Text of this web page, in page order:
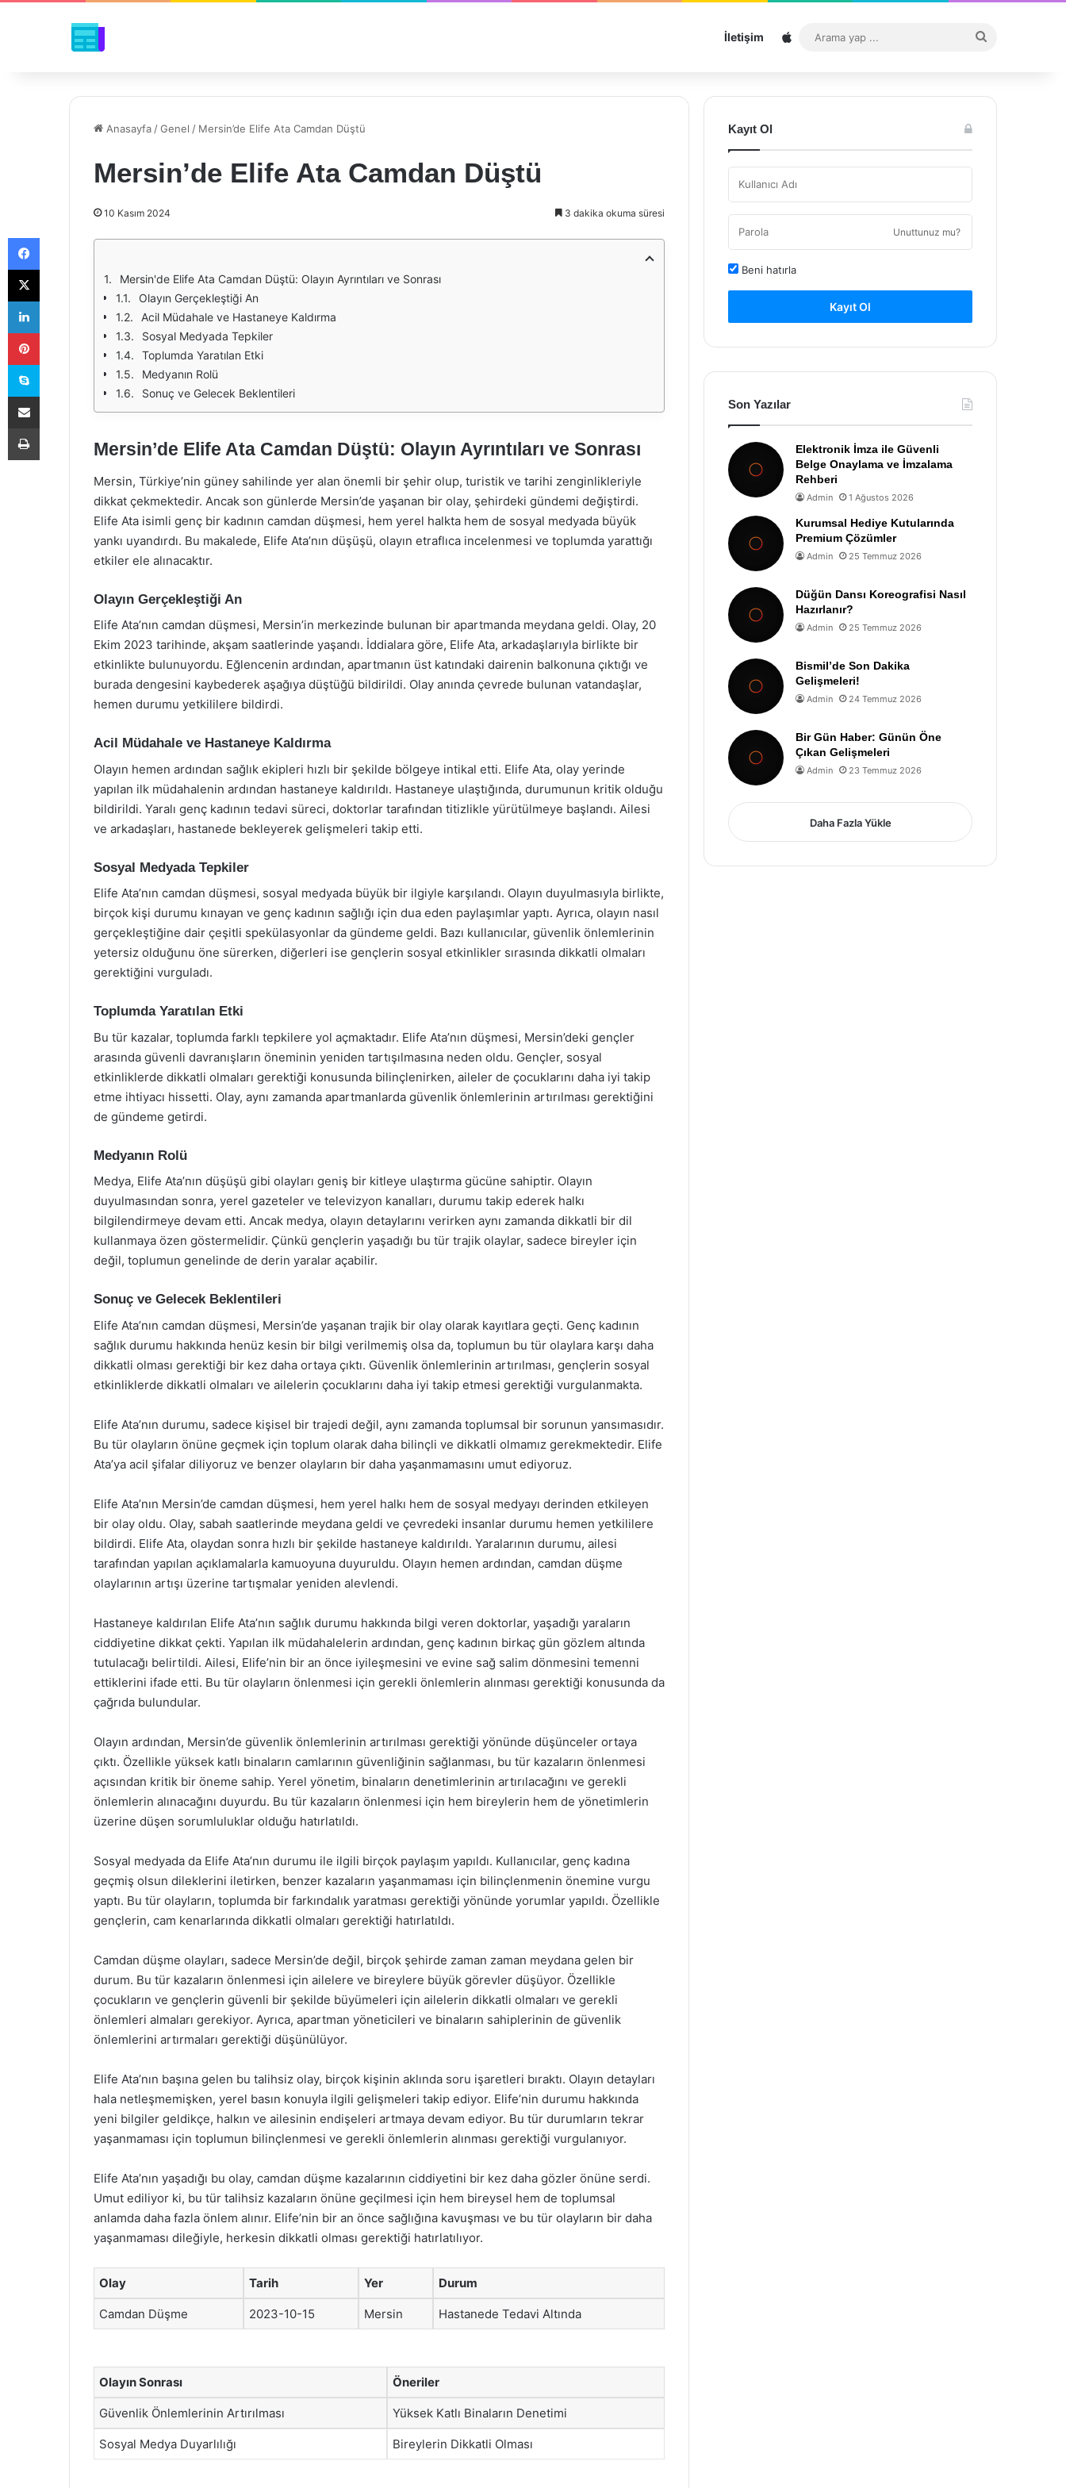
İletişim Sitemap
...
Anasayfa /Genel / Mersin’de Elife Ata Camdan Düştü
Mersin’de Elife Ata Camdan Düştü
10 Kasım 2024 3 dakika okuma süresi
Mersin'de Elife Ata Camdan Düştü: Olayın Ayrıntıları ve Sonrası
Olayın Gerçekleştiği An
Acil Müdahale ve Hastaneye Kaldırma
Sosyal Medyada Tepkiler
Toplumda Yaratılan Etki
Medyanın Rolü
Sonuç ve Gelecek Beklentileri
Mersin’de Elife Ata Camdan Düştü: Olayın Ayrıntıları ve Sonrası
Mersin, Türkiye’nin güney sahilinde yer alan önemli bir şehir olup, turistik ve tarihi zenginlikleriyle
dikkat çekmektedir. Ancak son günlerde Mersin’de yaşanan bir olay, şehirdeki gündemi değiştirdi.
Elife Ata isimli genç bir kadının camdan düşmesi, hem yerel halkta hem de sosyal medyada büyük
yankı uyandırdı. Bu makalede, Elife Ata’nın düşüşü, olayın etraflıca incelenmesi ve toplumda yarattığı
etkiler ele alınacaktır.
Olayın Gerçekleştiği An
Elife Ata’nın camdan düşmesi, Mersin’in merkezinde bulunan bir apartmanda meydana geldi. Olay, 20
Ekim 2023 tarihinde, akşam saatlerinde yaşandı. İddialara göre, Elife Ata, arkadaşlarıyla birlikte bir
etkinlikte bulunuyordu. Eğlencenin ardından, apartmanın üst katındaki dairenin balkonuna çıktığı ve
burada dengesini kaybederek aşağıya düştüğü bildirildi. Olay anında çevrede bulunan vatandaşlar,
hemen durumu yetkililere bildirdi.
Acil Müdahale ve Hastaneye Kaldırma
Olayın hemen ardından sağlık ekipleri hızlı bir şekilde bölgeye intikal etti. Elife Ata, olay yerinde
yapılan ilk müdahalenin ardından hastaneye kaldırıldı. Hastaneye ulaştığında, durumunun kritik olduğu
bildirildi. Yaralı genç kadının tedavi süreci, doktorlar tarafından titizlikle yürütülmeye başlandı. Ailesi
ve arkadaşları, hastanede bekleyerek gelişmeleri takip etti.
Sosyal Medyada Tepkiler
Elife Ata’nın camdan düşmesi, sosyal medyada büyük bir ilgiyle karşılandı. Olayın duyulmasıyla birlikte,
birçok kişi durumu kınayan ve genç kadının sağlığı için dua eden paylaşımlar yaptı. Ayrıca, olayın nasıl
gerçekleştiğine dair çeşitli spekülasyonlar da gündeme geldi. Bazı kullanıcılar, güvenlik önlemlerinin
yetersiz olduğunu öne sürerken, diğerleri ise gençlerin sosyal etkinlikler sırasında dikkatli olmaları
gerektiğini vurguladı.
Toplumda Yaratılan Etki
Bu tür kazalar, toplumda farklı tepkilere yol açmaktadır. Elife Ata’nın düşmesi, Mersin’deki gençler
arasında güvenli davranışların öneminin yeniden tartışılmasına neden oldu. Gençler, sosyal
etkinliklerde dikkatli olmaları gerektiği konusunda bilinçlenirken, aileler de çocuklarını daha iyi takip
etme ihtiyacı hissetti. Olay, aynı zamanda apartmanlarda güvenlik önlemlerinin artırılması gerektiğini
de gündeme getirdi.
Medyanın Rolü
Medya, Elife Ata’nın düşüşü gibi olayları geniş bir kitleye ulaştırma gücüne sahiptir. Olayın
duyulmasından sonra, yerel gazeteler ve televizyon kanalları, durumu takip ederek halkı
bilgilendirmeye devam etti. Ancak medya, olayın detaylarını verirken aynı zamanda dikkatli bir dil
kullanmaya özen göstermelidir. Çünkü gençlerin yaşadığı bu tür trajik olaylar, sadece bireyler için
değil, toplumun genelinde de derin yaralar açabilir.
Sonuç ve Gelecek Beklentileri
Elife Ata’nın camdan düşmesi, Mersin’de yaşanan trajik bir olay olarak kayıtlara geçti. Genç kadının
sağlık durumu hakkında henüz kesin bir bilgi verilmemiş olsa da, toplumun bu tür olaylara karşı daha
dikkatli olması gerektiği bir kez daha ortaya çıktı. Güvenlik önlemlerinin artırılması, gençlerin sosyal
etkinliklerde dikkatli olmaları ve ailelerin çocuklarını daha iyi takip etmesi gerektiği vurgulanmakta.
Elife Ata’nın durumu, sadece kişisel bir trajedi değil, aynı zamanda toplumsal bir sorunun yansımasıdır.
Bu tür olayların önüne geçmek için toplum olarak daha bilinçli ve dikkatli olmamız gerekmektedir. Elife
Ata’ya acil şifalar diliyoruz ve benzer olayların bir daha yaşanmamasını umut ediyoruz.
Elife Ata’nın Mersin’de camdan düşmesi, hem yerel halkı hem de sosyal medyayı derinden etkileyen
bir olay oldu. Olay, sabah saatlerinde meydana geldi ve çevredeki insanlar durumu hemen yetkililere
bildirdi. Elife Ata, olaydan sonra hızlı bir şekilde hastaneye kaldırıldı. Yaralarının durumu, ailesi
tarafından yapılan açıklamalarla kamuoyuna duyuruldu. Olayın hemen ardından, camdan düşme
olaylarının artışı üzerine tartışmalar yeniden alevlendi.
Hastaneye kaldırılan Elife Ata’nın sağlık durumu hakkında bilgi veren doktorlar, yaşadığı yaraların
ciddiyetine dikkat çekti. Yapılan ilk müdahalelerin ardından, genç kadının birkaç gün gözlem altında
tutulacağı belirtildi. Ailesi, Elife’nin bir an önce iyileşmesini ve evine sağ salim dönmesini temenni
ettiklerini ifade etti. Bu tür olayların önlenmesi için gerekli önlemlerin alınması gerektiği konusunda da
çağrıda bulundular.
Olayın ardından, Mersin’de güvenlik önlemlerinin artırılması gerektiği yönünde düşünceler ortaya
çıktı. Özellikle yüksek katlı binaların camlarının güvenliğinin sağlanması, bu tür kazaların önlenmesi
açısından kritik bir öneme sahip. Yerel yönetim, binaların denetimlerinin artırılacağını ve gerekli
önlemlerin alınacağını duyurdu. Bu tür kazaların önlenmesi için hem bireylerin hem de yönetimlerin
üzerine düşen sorumluluklar olduğu hatırlatıldı.
Sosyal medyada da Elife Ata’nın durumu ile ilgili birçok paylaşım yapıldı. Kullanıcılar, genç kadına
geçmiş olsun dileklerini iletirken, benzer kazaların yaşanmaması için bilinçlenmenin önemine vurgu
yaptı. Bu tür olayların, toplumda bir farkındalık yaratması gerektiği yönünde yorumlar yapıldı. Özellikle
gençlerin, cam kenarlarında dikkatli olmaları gerektiği hatırlatıldı.
Camdan düşme olayları, sadece Mersin’de değil, birçok şehirde zaman zaman meydana gelen bir
durum. Bu tür kazaların önlenmesi için ailelere ve bireylere büyük görevler düşüyor. Özellikle
çocukların ve gençlerin güvenli bir şekilde büyümeleri için ailelerin dikkatli olmaları ve gerekli
önlemleri almaları gerekiyor. Ayrıca, apartman yöneticileri ve binaların sahiplerinin de güvenlik
önlemlerini artırmaları gerektiği düşünülüyor.
Elife Ata’nın başına gelen bu talihsiz olay, birçok kişinin aklında soru işaretleri bıraktı. Olayın detayları
hala netleşmemişken, yerel basın konuyla ilgili gelişmeleri takip ediyor. Elife’nin durumu hakkında
yeni bilgiler geldikçe, halkın ve ailesinin endişeleri artmaya devam ediyor. Bu tür durumların tekrar
yaşanmaması için toplumun bilinçlenmesi ve gerekli önlemlerin alınması gerektiği vurgulanıyor.
Elife Ata’nın yaşadığı bu olay, camdan düşme kazalarının ciddiyetini bir kez daha gözler önüne serdi.
Umut ediliyor ki, bu tür talihsiz kazaların önüne geçilmesi için hem bireysel hem de toplumsal
anlamda daha fazla önlem alınır. Elife’nin bir an önce sağlığına kavuşması ve bu tür olayların bir daha
yaşanmaması dileğiyle, herkesin dikkatli olması gerektiği hatırlatılıyor.
Olay Tarih Yer Durum
Camdan Düşme 2023-10-15 Mersin Hastanede Tedavi Altında
Olayın Sonrası Öneriler
Güvenlik Önlemlerinin Artırılması Yüksek Katlı Binaların Denetimi
Sosyal Medya Duyarlılığı Bireylerin Dikkatli Olması
Kayıt Ol
Unuttunuz mu?
Beni hatırla
Kayıt Ol
Son Yazılar
Elektronik İmza ile Güvenli
Belge Onaylama ve İmzalama
Rehberi
Admin 1 Ağustos 2026
Kurumsal Hediye Kutularında
Premium Çözümler
Admin 25 Temmuz 2026
Düğün Dansı Koreografisi Nasıl
Hazırlanır?
Admin 25 Temmuz 2026
Bismil’de Son Dakika
Gelişmeleri!
Admin 24 Temmuz 2026
Bir Gün Haber: Günün Öne
Çıkan Gelişmeleri
Admin 23 Temmuz 2026
Daha Fazla Yükle
Facebook
X
LinkedIn
Pinterest
Skype
E-Posta ile paylaş